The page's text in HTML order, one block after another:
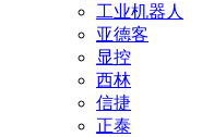
工业机器人
亚德客
显控
西林
信捷
正泰